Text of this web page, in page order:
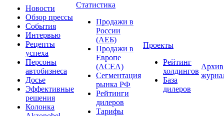
Новости
Обзор прессы
События
Интервью
Рецепты
успеха
Персоны
автобизнеса
Досье
Эффективные
решения
Колонка
Статистика
Продажи в
России
(АЕБ)
Продажи в
Европе
(ACEA)
Сегментация
рынка РФ
Рейтинги
дилеров
Тарифы
Проекты
Рейтинг
холдингов
База
дилеров
Архив